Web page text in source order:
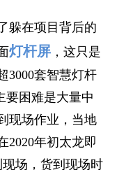
躲在项目背后的
灯杆屏 ，这只是
3000套智慧灯杆
要困难是大量中
现场作业，当地
2020年初太龙即
场，货到现场时